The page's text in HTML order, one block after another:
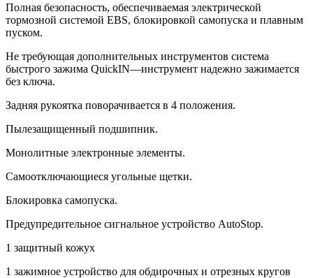
Полная безопасность, обеспечиваемая электрической
тормозной системой EBS, блокировкой самопуска и плавным
пуском.
Не требующая дополнительных инструментов система
быстрого зажима QuickIN—инструмент надежно зажимается
без ключа.
Задняя рукоятка поворачивается в 4 положения.
Пылезащищенный подшипник.
Монолитные электронные элементы.
Самоотключающиеся угольные щетки.
Блокировка самопуска.
Предупредительное сигнальное устройство AutoStop.
1 защитный кожух
1 зажимное устройство для обдирочных и отрезных кругов